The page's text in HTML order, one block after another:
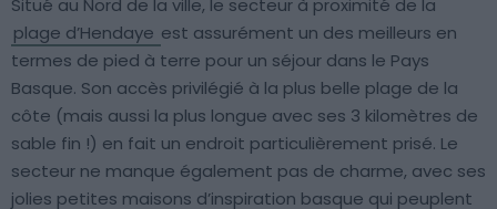
Situé au Nord de la ville, le secteur à proximité de la
plage d’Hendaye est assurément un des meilleurs en
termes de pied à terre pour un séjour dans le Pays
Basque. Son accès privilégié à la plus belle plage de la
côte (mais aussi la plus longue avec ses 3 kilomètres de
sable fin !) en fait un endroit particulièrement prisé. Le
secteur ne manque également pas de charme, avec ses
jolies petites maisons d’inspiration basque qui peuplent